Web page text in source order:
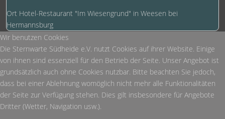
Ort Hotel-Restaurant "Im Wiesengrund" in Weesen bei
Hermannsburg
Heute:
431
Diese Woche:
886
Dieser Monat:
1.054
Wir benutzen Cookies
Die Sternwarte Südheide e.V. nutzt Cookies auf ihrer Website. Einige
von ihnen sind essenziell für den Betrieb der Seite. Unser Angebot ist
grundsätzlich auch ohne Cookies nutzbar. Bitte beachten Sie jedoch,
dass bei einer Ablehnung womöglich nicht mehr alle Funktionalitäten
der Seite zur Verfügung stehen. Dies gilt insbesondere für Angebote
Dritter (Wetter, Navigation usw.).